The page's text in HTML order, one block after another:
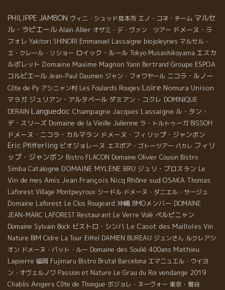
PHILIPPE JAMBON ヴィニ・シュッド見本市 エノ・コネ・チーム マルセ
ル・ラピエール Alain Allier オザミ・デ・ヴァン ツアー ドメーヌ・ラ
フォレ Yakitori SHINORI Emmanuel Lassaigne biojoleynes マルセル・
エ・クレール・リショー ロイック・ルール Tokyo Musashikoyama エスカ
ルポレット Domaine Maxime Magnon Yann Bertrand Groupe ESPOA
コルビエール Jean-Paul Daumen ジャン・フォワヤール ニコラ・ルノー
Côte de Py アシニャン村 Les Foulards Rouges Loire Nomura Unison
マラガ ジュリアン・アルタベール ダミアン・コクレ DOMINIQUE
DERAIN Languedoc Champagne Jacques Lassaigne ル・タン・
デ・スリーズ Domaine de la Vieille Julienne ラ・トルトゥーガ BISSOH
ドメーヌ・ニコラ・カルマラン ドメーヌ・フィリップ・ジャンボン
Eric Pfifferling ビオジョレーヌ エスポア・ゴトーツアー パカレ フィリ
ップ・ジャンボン Bistro FLACON Domaine Olivier Cousin Bistro
Simba Catalogne DOMAINE MYLENE BRU ジュリ・ブロスラン Le
Vin de mes Amis Jean François Nicq Rhône sud OSAKA Thomas
Laforest Village Montpeyroux シードル ドメーヌ・ダニエル・サージュ
Domaine Laforest Le Clos Rougeard 沖縄 BMOメンバー DOMAINE
JEAN-MARC LAFOREST Restaurant Le Verre Volé ペルピニャン
Domaine Sylvain Bock ビストロ・シンバ Le Casot des Mailloles Vin
Nature BIM Cidre La Tour Eiffel DAMIEN BUREAU ジュンさん ルクレアシ
オン ドメーヌ・パット・ルー Domaine des Soulié 400ans Mathieu
Lapierre 福岡 Fujimaru Bistro Brutal Barcelona エマニュエル・ウイヨ
ン・オヴェルノワ Passion et Nature Le Grau du Roi vendange 2019
Chablis Angers Côte de Thongue ボジョレ・ヌーヴォー 東京・鴬谷